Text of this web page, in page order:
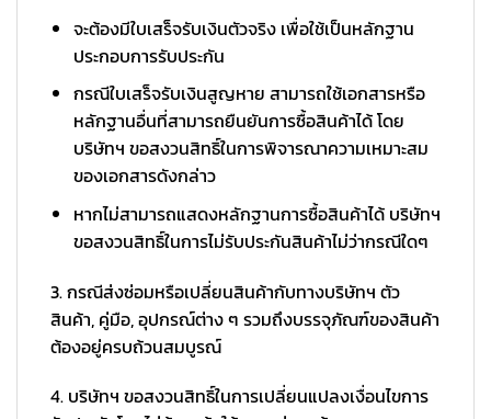
จะต้องมีใบเสร็จรับเงินตัวจริง เพื่อใช้เป็นหลักฐาน
ประกอบการรับประกัน
กรณีใบเสร็จรับเงินสูญหาย สามารถใช้เอกสารหรือ
หลักฐานอื่นที่สามารถยืนยันการซื้อสินค้าได้ โดย
บริษัทฯ ขอสงวนสิทธิ์ในการพิจารณาความเหมาะสม
ของเอกสารดังกล่าว
หากไม่สามารถแสดงหลักฐานการซื้อสินค้าได้ บริษัทฯ
ขอสงวนสิทธิ์ในการไม่รับประกันสินค้าไม่ว่ากรณีใดๆ
3. กรณีส่งซ่อมหรือเปลี่ยนสินค้ากับทางบริษัทฯ ตัว
สินค้า, คู่มือ, อุปกรณ์ต่าง ๆ รวมถึงบรรจุภัณฑ์ของสินค้า
ต้องอยู่ครบถ้วนสมบูรณ์
4. บริษัทฯ ขอสงวนสิทธิ์ในการเปลี่ยนแปลงเงื่อนไขการ